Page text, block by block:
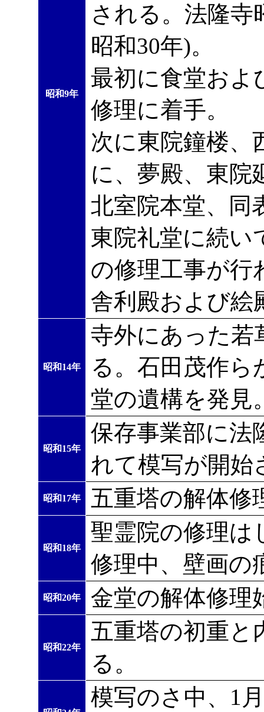
昭和9年
される。法隆寺
昭和30年)。
最初に食堂およ
修理に着手。
次に東院鐘楼、
に、夢殿、東院
北室院本堂、同
東院礼堂に続い
の修理工事が行
舎利殿および絵
昭和14年
寺外にあった若
る。石田茂作ら
堂の遺構を発見
昭和15年
保存事業部に法
れて模写が開始
昭和17年 五重塔の解体修
昭和18年
聖霊院の修理は
修理中、壁画の
昭和20年 金堂の解体修理
昭和22年
五重塔の初重と
る。
模写のさ中、1